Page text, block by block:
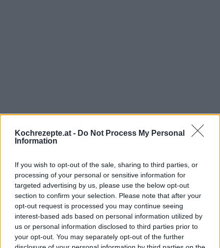
Kochrezepte.at - Do Not Process My Personal
Information
If you wish to opt-out of the sale, sharing to third parties, or
processing of your personal or sensitive information for
targeted advertising by us, please use the below opt-out
section to confirm your selection. Please note that after your
opt-out request is processed you may continue seeing
interest-based ads based on personal information utilized by
us or personal information disclosed to third parties prior to
your opt-out. You may separately opt-out of the further
Interessante Rezeptsammlungen
Dessert Rezepte / Kinder Rezepte Milchreis Rezepte /
Rezepte/ Nachspeisen Rezepte